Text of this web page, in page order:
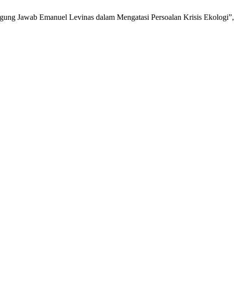
Jawab Emanuel Levinas dalam Mengatasi Persoalan Krisis Ekologi”,